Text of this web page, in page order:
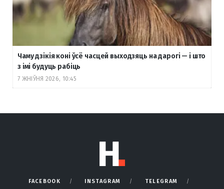
Чаму дзікія коні ўсё часцей выходзяць на дарогі — і што
з імі будуць рабіць
7 ЖНІЎНЯ 2026, 10:45
FACEBOOK INSTAGRAM
TELEGRAM